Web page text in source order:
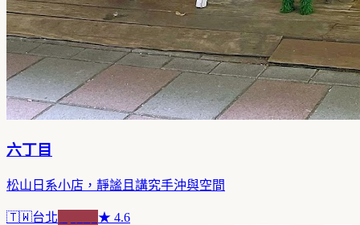
六丁目
松山日系小店，靜謐且講究手沖與空間
🇹🇼台北 ★ 4.6